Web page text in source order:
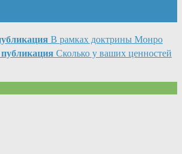
В рамках доктрины Монро
Сколько у ваших ценностей